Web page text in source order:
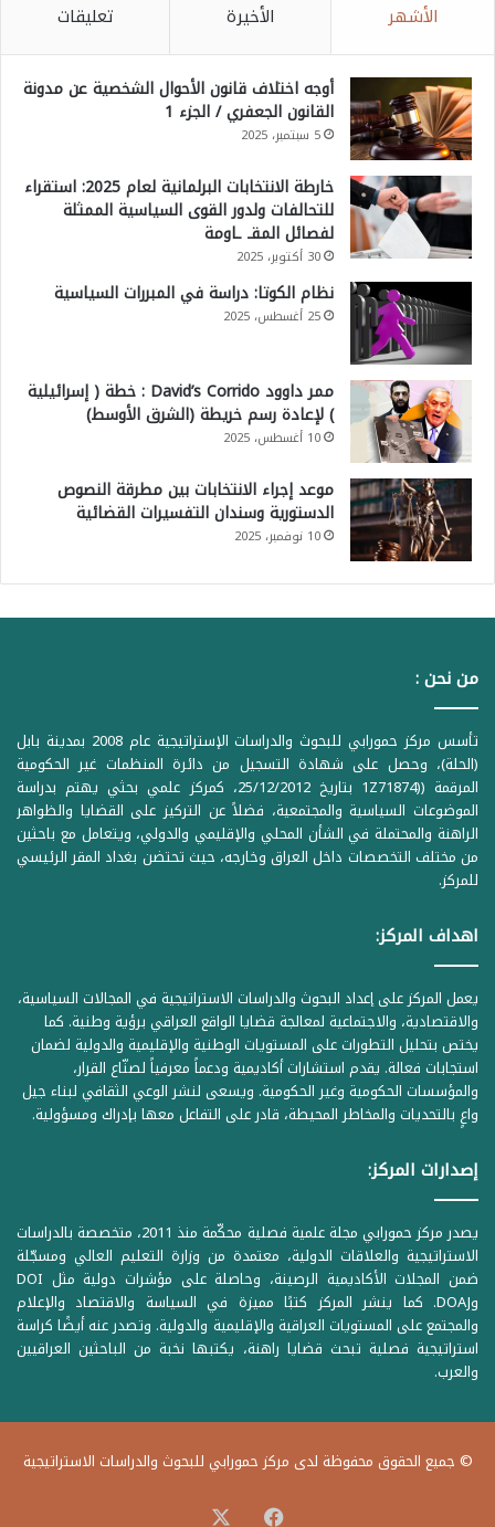
الأشهر الأخيرة تعليقات
أوجه اختلاف قانون الأحوال الشخصية عن مدونة
القانون الجعفري / الجزء 1
5 سبتمبر، 2025
خارطة الانتخابات البرلمانية لعام 2025: استقراء
للتحالفات ولدور القوى السياسية الممثلة
لفصائل المقـ ـاومة
30 أكتوبر، 2025
نظام الكوتا: دراسة في المبررات السياسية
25 أغسطس، 2025
ممر داوود David’s Corrido : خطة ( إسرائيلية
) لإعادة رسم خريطة (الشرق الأوسط)
10 أغسطس، 2025
موعد إجراء الانتخابات بين مطرقة النصوص
الدستورية وسندان التفسيرات القضائية
10 نوفمبر، 2025
من نحن :
تأسس مركز حمورابي للبحوث والدراسات الإستراتيجية عام 2008 بمدينة بابل
(الحلة)، وحصل على شهادة التسجيل من دائرة المنظمات غير الحكومية
المرقمة ((1Z71874 بتاريخ 25/12/2012، كمركز علمي بحثي يهتم بدراسة
الموضوعات السياسية والمجتمعية، فضلاً عن التركيز على القضايا والظواهر
الراهنة والمحتملة في الشأن المحلي والإقليمي والدولي، ويتعامل مع باحثين
من مختلف التخصصات داخل العراق وخارجه، حيث تحتضن بغداد المقر الرئيسي
للمركز.
اهداف المركز:
يعمل المركز على إعداد البحوث والدراسات الاستراتيجية في المجالات السياسية،
والاقتصادية، والاجتماعية لمعالجة قضايا الواقع العراقي برؤية وطنية. كما
يختص بتحليل التطورات على المستويات الوطنية والإقليمية والدولية لضمان
استجابات فعالة. يقدم استشارات أكاديمية ودعماً معرفياً لصنّاع القرار،
والمؤسسات الحكومية وغير الحكومية. ويسعى لنشر الوعي الثقافي لبناء جيل
واعٍ بالتحديات والمخاطر المحيطة، قادر على التفاعل معها بإدراك ومسؤولية.
إصدارات المركز:
يصدر مركز حمورابي مجلة علمية فصلية محكّمة منذ 2011، متخصصة بالدراسات
الاستراتيجية والعلاقات الدولية، معتمدة من وزارة التعليم العالي ومسجّلة
ضمن المجلات الأكاديمية الرصينة، وحاصلة على مؤشرات دولية مثل DOI
وDOAJ. كما ينشر المركز كتبًا مميزة في السياسة والاقتصاد والإعلام
والمجتمع على المستويات العراقية والإقليمية والدولية. وتصدر عنه أيضًا كراسة
استراتيجية فصلية تبحث قضايا راهنة، يكتبها نخبة من الباحثين العراقيين
والعرب.
© جميع الحقوق محفوظة لدى مركز حمورابي للبحوث والدراسات الاستراتيجية
فيسبوك